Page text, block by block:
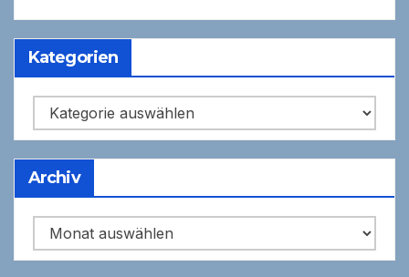
Kategorien
Kategorien
Archiv
Archiv